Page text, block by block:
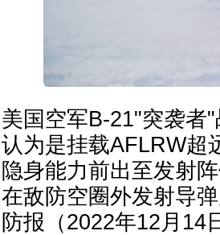
美国空军B-21"突袭者
认为是挂载AFLRW
隐身能力前出至发射
在敌防空圈外发射导
防报（2022年12月14